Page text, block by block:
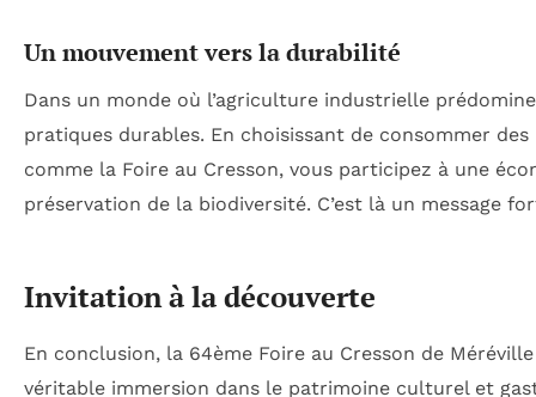
Un mouvement vers la durabilité
Dans un monde où l’agriculture industrielle
pratiques durables. En choisissant de consommer
comme la Foire au Cresson, vous participez à une
préservation de la biodiversité. C’est là un message
Invitation à la découverte
En conclusion, la 64ème Foire au Cresson de
véritable immersion dans le patrimoine culturel et